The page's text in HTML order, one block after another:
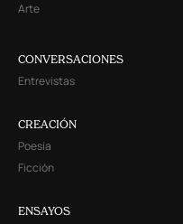
Arte
CONVERSACIONES
Entrevistas
CREACIÓN
Poesía
Ficción
ENSAYOS